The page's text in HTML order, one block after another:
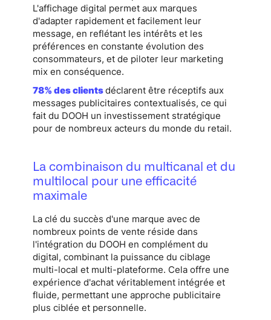
L'affichage digital permet aux marques
d'adapter rapidement et facilement leur
message, en reflétant les intérêts et les
préférences en constante évolution des
consommateurs, et de piloter leur marketing
mix en conséquence.
78% des clientsdéclarent être réceptifs aux
messages publicitaires contextualisés, ce qui
fait du DOOH un investissement stratégique
pour de nombreux acteurs du monde du retail.
La combinaison du multicanal et du
multilocal pour une efficacité
maximale
La clé du succès d'une marque avec de
nombreux points de vente réside dans
l'intégration du DOOH en complément du
digital, combinant la puissance du ciblage
multi-local et multi-plateforme. Cela offre une
expérience d'achat véritablement intégrée et
fluide, permettant une approche publicitaire
plus ciblée et personnelle.